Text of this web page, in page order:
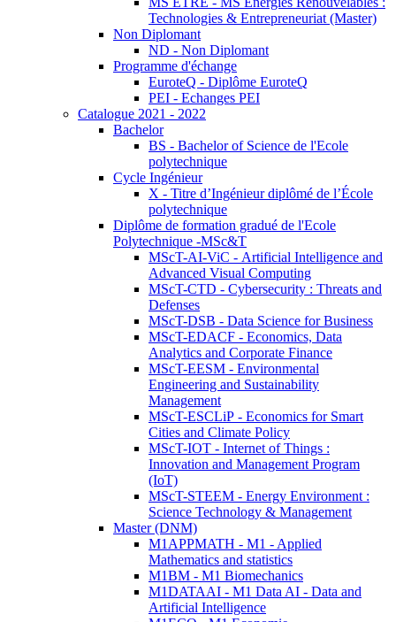
Technologies & Entrepreneuriat (Master)
Non Diplomant
ND - Non Diplomant
Programme d'échange
EuroteQ - Diplôme EuroteQ
PEI - Echanges PEI
Catalogue 2021 - 2022
Bachelor
BS - Bachelor of Science de l'Ecole
polytechnique
Cycle Ingénieur
X - Titre d’Ingénieur diplômé de l’École
polytechnique
Diplôme de formation gradué de l'Ecole
Polytechnique -MSc&T
MScT-AI-ViC - Artificial Intelligence and
Advanced Visual Computing
MScT-CTD - Cybersecurity : Threats and
Defenses
MScT-DSB - Data Science for Business
MScT-EDACF - Economics, Data
Analytics and Corporate Finance
MScT-EESM - Environmental
Engineering and Sustainability
Management
MScT-ESCLiP - Economics for Smart
Cities and Climate Policy
MScT-IOT - Internet of Things :
Innovation and Management Program
(IoT)
MScT-STEEM - Energy Environment :
Science Technology & Management
Master (DNM)
M1APPMATH - M1 - Applied
Mathematics and statistics
M1BM - M1 Biomechanics
M1DATAAI - M1 Data AI - Data and
Artificial Intelligence